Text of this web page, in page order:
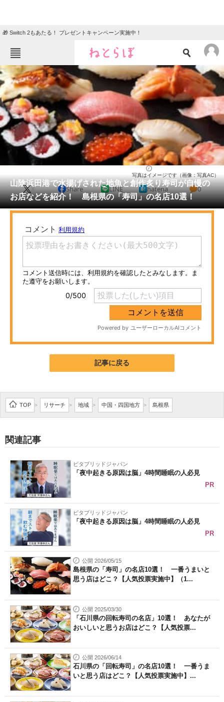
🎁 Switch 2もあたる！ プレゼントキャンペーン実施中！
ねとらぼメニュー
TOP ニュース
エンタメ クイズ
グルメ 地域
住まい 教育・育児
リサーチ
会員記事
メディア
ITの今と未来を見通す
スマホと通信の最新トレンド
進化するPCとデバイスの未来
AI活用のいまが分かる
経営リーダーのコミュニティ
マーケ×ITの今がよく分かる
ITエンジニア向け専門サイト
企業向けIT製品の総合サイト
IT製品の技術・比較・事例
製造業のIT導入・活用を支援
モノづくり技術者専門サイト
エレクトロニクス専門サイト
電子設計の基本と応用
エネルギーの専門メディア
建設×テクノロジーの最前線
ちょっと気になるネットの話題
山陰浜田港で水揚げされた地魚と創作炙り寿司が自慢の
お店などを紹介！ 島根県の「寿司」の名店10選！
写真はイメージです（画像：写真AC）
X Share LINE hatena 0
記事に戻る
TOP > リサーチ > 地域 > 中国・四国地方 > 島根県
関連記事
ビタブリッドジャパン
「夜中起きる原因は脳」4時間睡眠の人必見
PR
ビタブリッドジャパン
「夜中起きる原因は脳」4時間睡眠の人必見
PR
公開 2026/05/15
島根県の「寿司」の名店10選！ 一番うまいと
思う店はどこ？【人気投票実施中】（1...
公開 2025/03/30
「石川県の回転寿司の名店」10選！ あなたが
おいしいと思うお店はどこ？【人気投票...
公開 2026/06/14
石川県の「回転寿司」の名店10選！ 一番うま
いと思う店はどこ？【人気投票実施中】...